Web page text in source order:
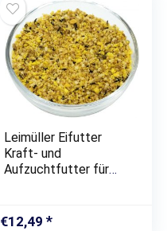
Leimüller Eifutter
Kraft- und
Aufzuchtfutter für
€12,49